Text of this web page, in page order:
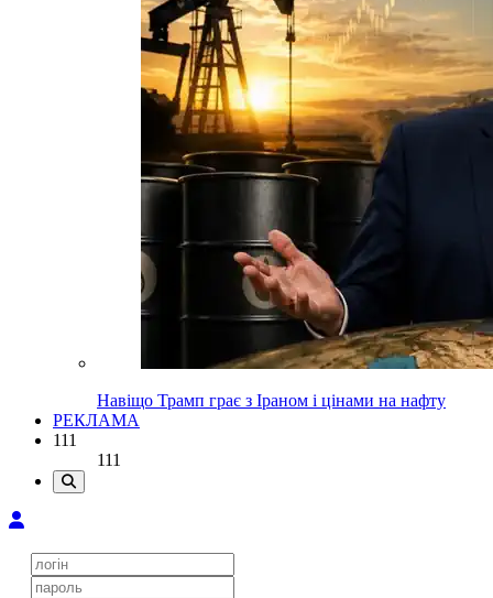
Навіщо Трамп грає з Іраном і цінами на нафту
РЕКЛАМА
111
111